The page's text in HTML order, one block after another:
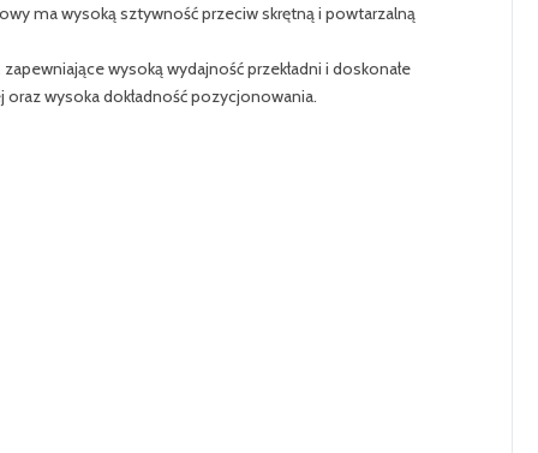
ma wysoką sztywność przeciw skrętną i powtarzalną
wysoką wydajność przekładni i doskonałe
wysoka dokładność pozycjonowania.